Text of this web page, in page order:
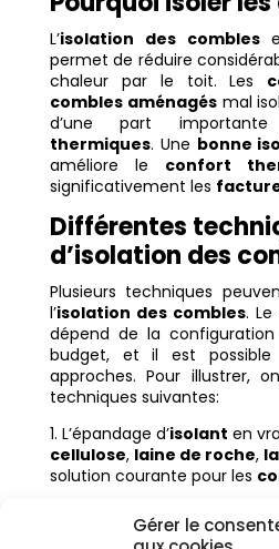
Gérer le
L’isolation des combles
permet de réduire
chaleur par le toit. Les
combles aménagésmal
d’une part
thermiques. Une bonne
améliore le confort
significativement les
Différentes
d’isolation des
Plusieurs techniques
l’isolation des combles.
dépend de la configuration
budget, et il est possible
approches. Pour illustrer,
techniques suivantes:
L’épandage d’isolant en
cellulose, laine de roche,
solution courante pour les
, des solutions